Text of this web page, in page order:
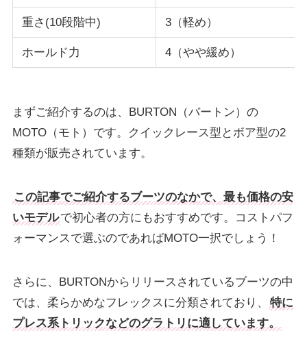
重さ(10段階中) 3（軽め）
ホールド力 4（やや緩め）
まずご紹介するのは、BURTON（バートン）の
MOTO（モト）です。クイックレース型とボア型の2
種類が販売されています。
この記事でご紹介するブーツのなかで、最も価格の安
いモデルで初心者の方にもおすすめです。コストパフ
ォーマンスで選ぶのであればMOTO一択でしょう！
さらに、BURTONからリリースされているブーツの中
では、柔らかめなフレックスに分類されており、
特に
プレス系トリックなどのグラトリに適しています。